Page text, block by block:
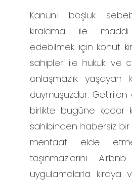
Kanuni boşluk
kiralama ile
edebilmek için konut
sahipleri ile hukuki ve
anlaşmazlık yaşayan
duymuşuzdur.
birlikte bugüne kadar
sahibinden habersiz
menfaat elde
taşınmazlarını
uygulamalarla kiraya